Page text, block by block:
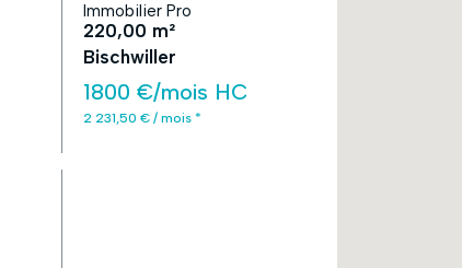
Immobilier Pro
220,00 m²
Bischwiller
1800 €/mois HC
2 231,50 € / mois *